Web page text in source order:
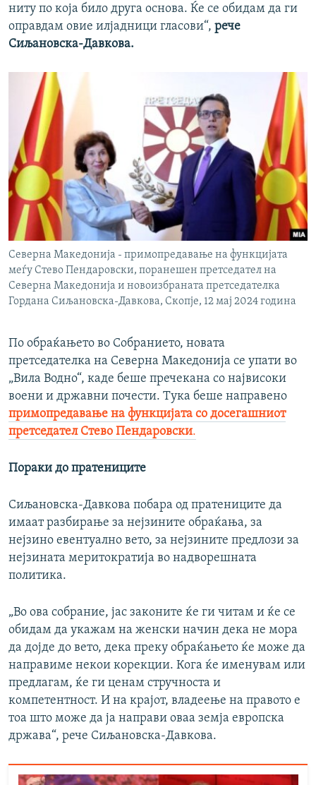
ниту по која било друга основа. Ќе се обидам да ги
оправдам овие илјадници гласови“, рече
Сиљановска-Давкова.
Северна Македонија - примопредавање на функцијата
меѓу Стево Пендаровски, поранешен претседател на
Северна Македонија и новоизбраната претседателка
Гордана Сиљановска-Давкова, Скопје, 12 мај 2024 година
По обраќањето во Собранието, новата
претседателка на Северна Македонија се упати во
„Вила Водно“, каде беше пречекана со највисоки
воени и државни почести. Тука беше направено
примопредавање на функцијата со досегашниот
претседател Стево Пендаровски.
Пораки до пратениците
Сиљановска-Давкова побара од пратениците да
имаат разбирање за нејзините обраќања, за
нејзино евентуално вето, за нејзините предлози за
нејзината меритократија во надворешната
политика.
„Во ова собрание, јас законите ќе ги читам и ќе се
обидам да укажам на женски начин дека не мора
да дојде до вето, дека преку обраќањето ќе може да
направиме некои корекции. Кога ќе именувам или
предлагам, ќе ги ценам стручноста и
компетентност. И на крајот, владеење на правото е
тоа што може да ја направи оваа земја европска
држава“, рече Сиљановска-Давкова.